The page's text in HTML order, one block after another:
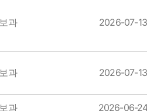
과 2026-07-13
과 2026-07-13
과 2026-06-